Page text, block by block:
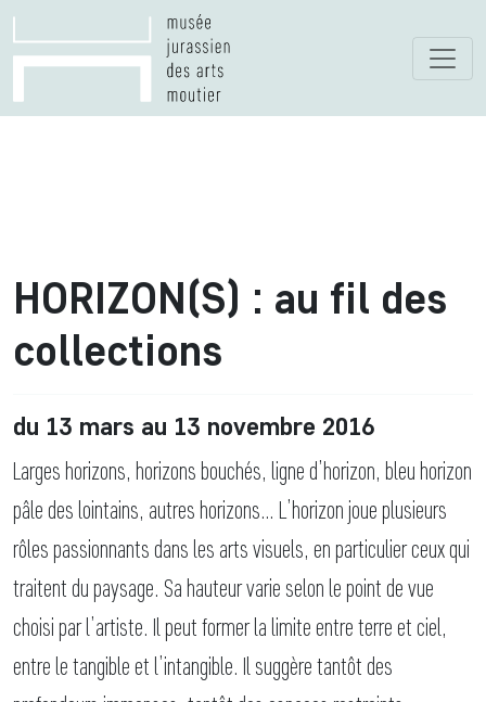
HORIZON(S) : au fil des
collections
du 13 mars au 13 novembre 2016
Larges horizons, horizons bouchés, ligne d’horizon, bleu horizon
pâle des lointains, autres horizons… L’horizon joue plusieurs
rôles passionnants dans les arts visuels, en particulier ceux qui
traitent du paysage. Sa hauteur varie selon le point de vue
choisi par l’artiste. Il peut former la limite entre terre et ciel,
entre le tangible et l’intangible. Il suggère tantôt des